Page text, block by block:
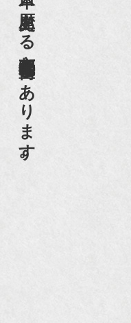
さんご来店！【動
）京都祇園骨董街にあります。